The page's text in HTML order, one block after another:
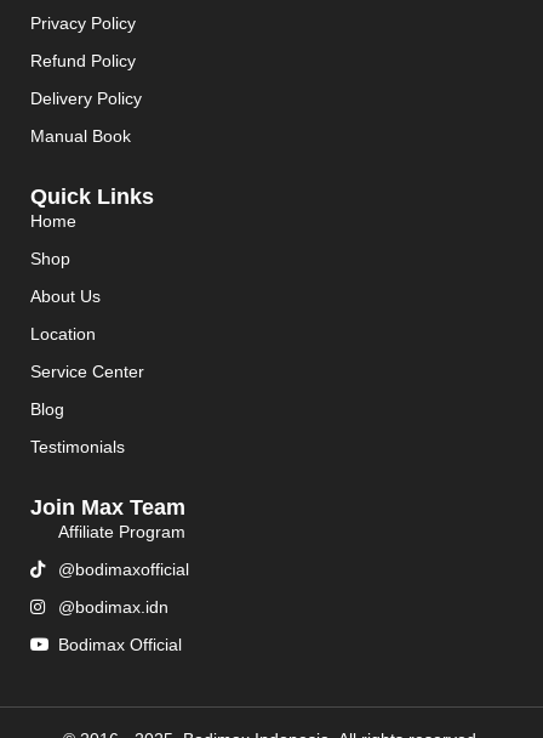
Privacy Policy
Refund Policy
Delivery Policy
Manual Book
Quick Links
Home
Shop
About Us
Location
Service Center
Blog
Testimonials
Join Max Team
Affiliate Program
@bodimaxofficial
@bodimax.idn
Bodimax Official